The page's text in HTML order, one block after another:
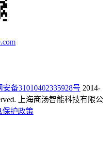
安备31010402335928号 2014-
上海商汤智能科技有限公
保护政策